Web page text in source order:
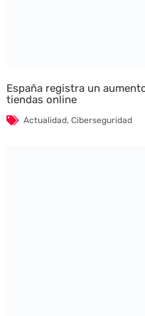
España registra un
tiendas online
Actualidad, Ciberseguridad